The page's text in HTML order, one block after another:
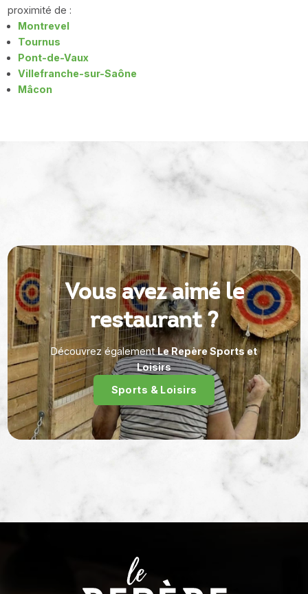
proximité de :
Montrevel
Tournus
Pont-de-Vaux
Villefranche-sur-Saône
Mâcon
Vous avez aimé le
restaurant ?
Découvrez égalementLe Repère Sports et
Loisirs
Sports & Loisirs